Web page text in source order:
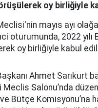
oy birliğiyle
mayıs ayı
oturumunda, 2022
oy birliğiyle kabul
Ahmet Sarıkurt
Salonu’nda
Bütçe Komisyonu’na